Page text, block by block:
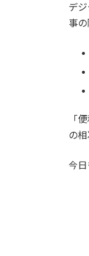
デ
事
「
の
今日